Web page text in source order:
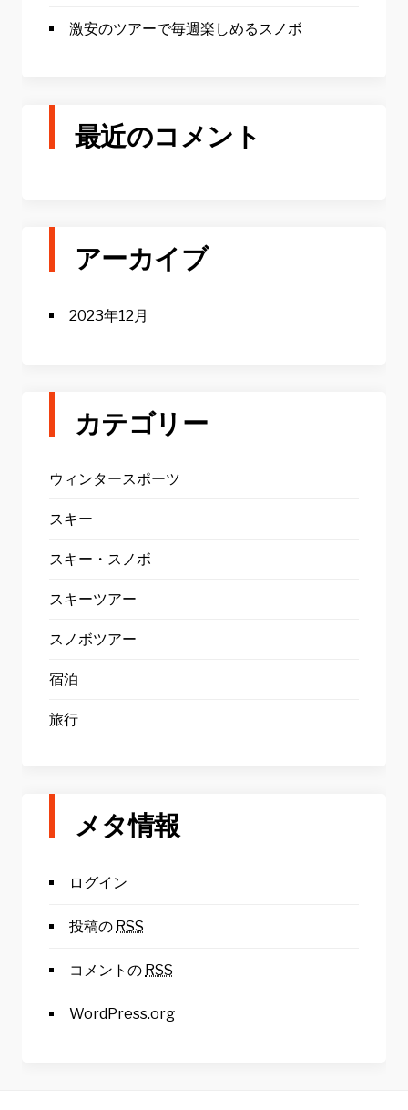
激安のツアーで毎週楽しめるスノボ
最近のコメント
アーカイブ
2023年12月
カテゴリー
ウィンタースポーツ
スキー
スキー・スノボ
スキーツアー
スノボツアー
宿泊
旅行
メタ情報
ログイン
投稿の RSS
コメントの RSS
WordPress.org